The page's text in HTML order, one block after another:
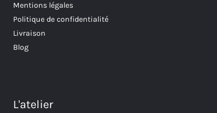
Mentions légales
Politique de confidentialité
Livraison
Blog
L'atelier